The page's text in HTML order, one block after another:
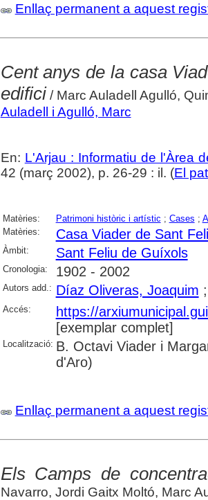
Enllaç permanent a aquest
Cent anys de la casa
edifici/ Marc Auladell Agulló,
Auladell i Agulló, Marc
En: L'Arjau : Informatiu de l'Àrea
42 (març 2002), p. 26-29 : il. (El
Matèries: Patrimoni històric i artístic ; Cases ;
Matèries:
Casa Viader de Sant
Àmbit: Sant Feliu de Guíxols
Cronologia: 1902 - 2002
Autors add.: Díaz Oliveras, Joaquim
Accés:
https://
[exemplar complet]
Localització: B. Octavi Viader i
d'Aro)
Enllaç permanent a aquest
Els Camps de
Navarro, Jordi Gaitx Moltó, Marc